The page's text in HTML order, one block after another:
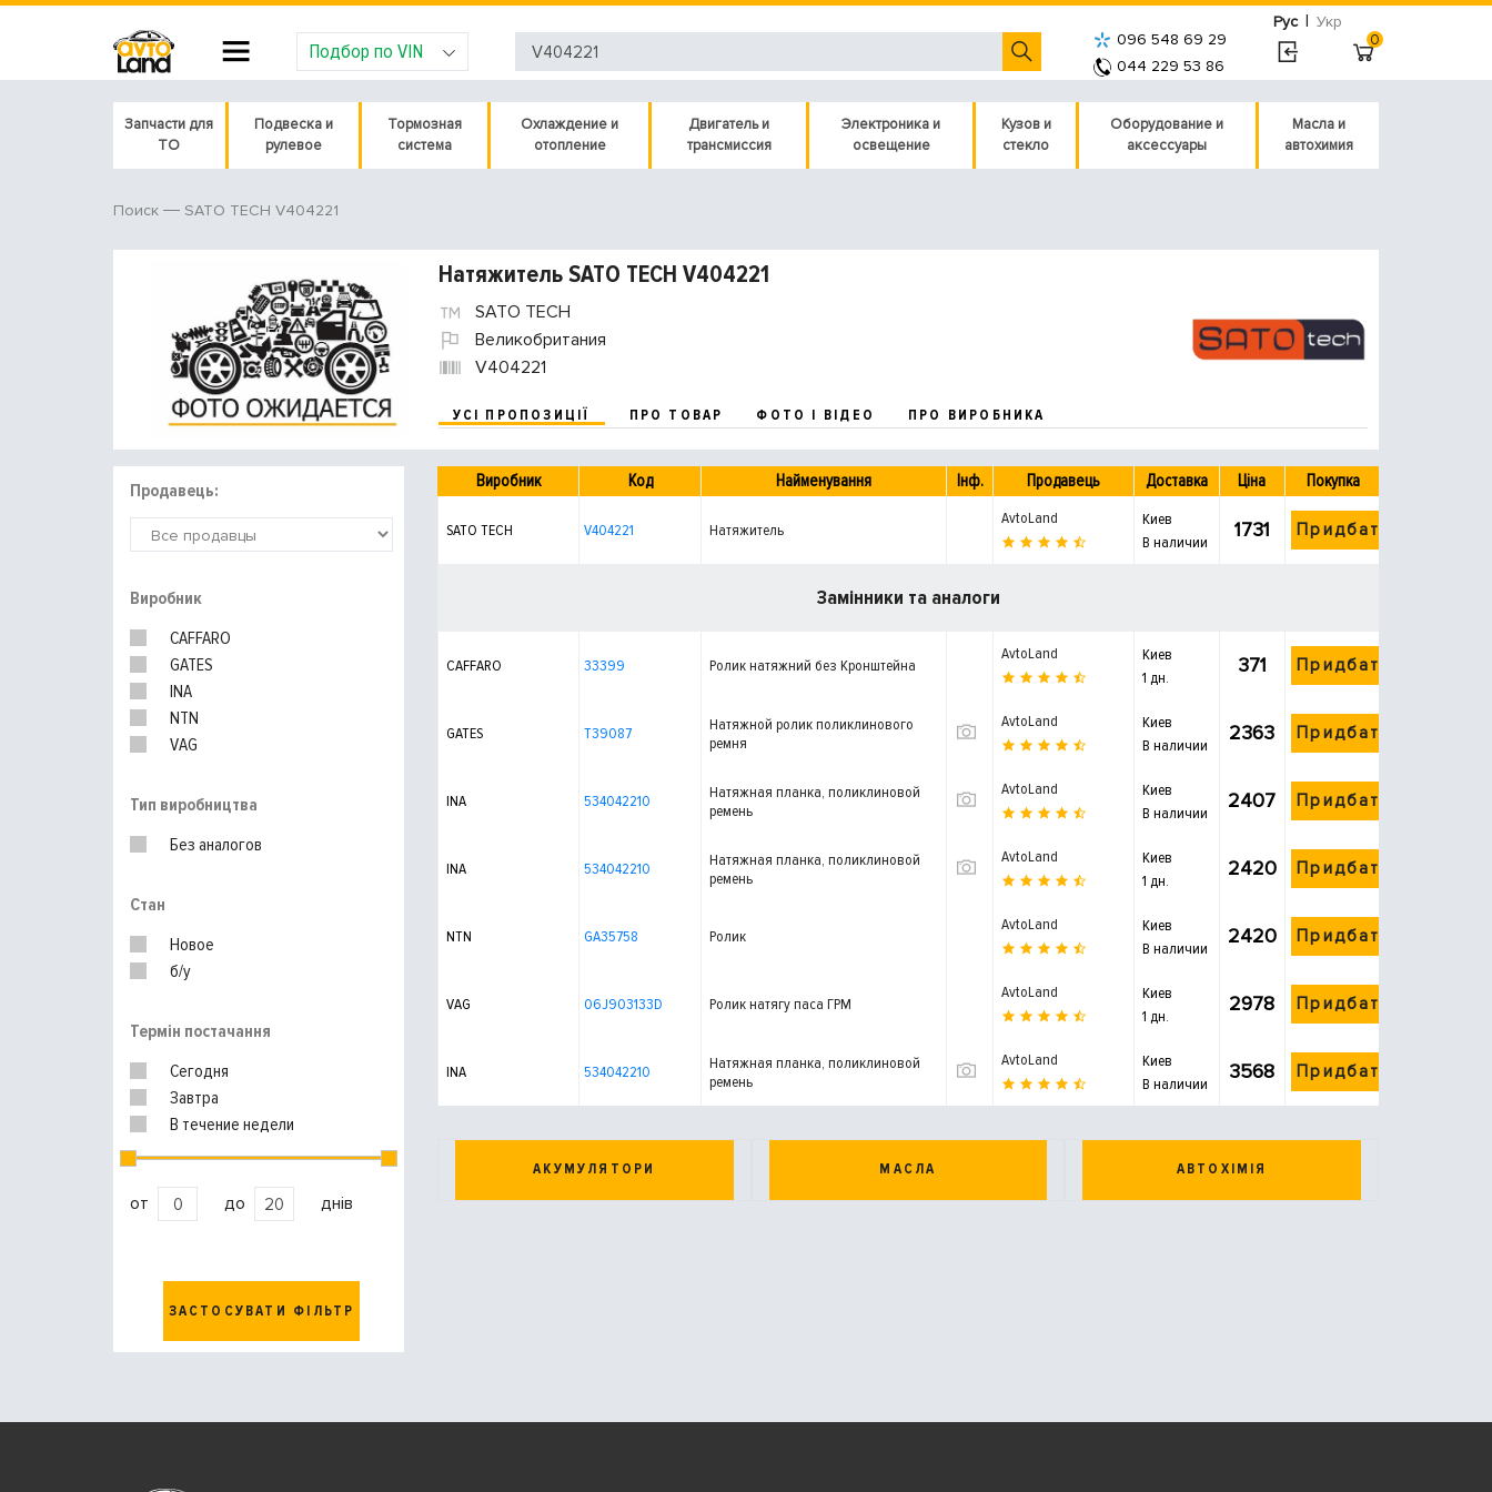
Рус | Укр
Подбор по VIN
096 548 69 29
044 229 53 86
0
Запчасти для
ТО
Подвеска и
рулевое
Тормозная
система
Охлаждение и
отопление
Двигатель и
трансмиссия
Электроника и
освещение
Кузов и
стекло
Оборудование и
аксессуары
Масла и
автохимия
Поиск SATO TECH V404221
Натяжитель SATO TECH V404221
SATO TECH
Великобритания
V404221
УСІ ПРОПОЗИЦІЇ ПРО ТОВАР ФОТО І ВІДЕО ПРО ВИРОБНИКА
Продавець:
Виробник
CAFFARO
GATES
INA
NTN
VAG
Тип виробництва
Без аналогов
Стан
Новое
б/у
Термін постачання
Сегодня
Завтра
В течение недели
от до днів
ЗАСТОСУВАТИ ФІЛЬТР
Виробник Код Найменування Інф. Продавець Доставка Ціна Покупка
SATO TECH V404221 Натяжитель
AvtoLand
Киев
В наличии
1731 Придбати
Замінники та аналоги
CAFFARO 33399 Ролик натяжний без Кронштейна
AvtoLand
Киев
1 дн.
371 Придбати
GATES T39087
Натяжной ролик поликлинового
ремня
AvtoLand
Киев
В наличии
2363 Придбати
INA 534042210
Натяжная планка, поликлиновой
ремень
AvtoLand
Киев
В наличии
2407 Придбати
INA 534042210
Натяжная планка, поликлиновой
ремень
AvtoLand
Киев
1 дн.
2420 Придбати
NTN GA35758 Ролик
AvtoLand
Киев
В наличии
2420 Придбати
VAG 06J903133D Ролик натягу паса ГРМ
AvtoLand
Киев
1 дн.
2978 Придбати
INA 534042210
Натяжная планка, поликлиновой
ремень
AvtoLand
Киев
В наличии
3568 Придбати
АКУМУЛЯТОРИ МАСЛА АВТОХІМІЯ